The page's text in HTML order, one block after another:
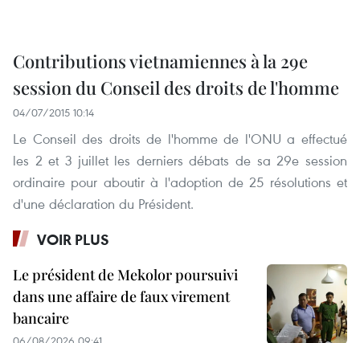
Contributions vietnamiennes à la 29e
session du Conseil des droits de l'homme
04/07/2015 10:14
Le Conseil des droits de l'homme de l'ONU a effectué
les 2 et 3 juillet les derniers débats de sa 29e session
ordinaire pour aboutir à l'adoption de 25 résolutions et
d'une déclaration du Président.
VOIR PLUS
Le président de Mekolor poursuivi
dans une affaire de faux virement
bancaire